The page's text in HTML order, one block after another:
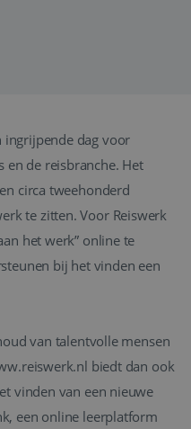
ingrijpende dag voor
en de reisbranche. Het
circa tweehonderd
te zitten. Voor Reiswerk
het werk” online te
bij het vinden een
van talentvolle mensen
biedt dan ook
vinden van een nieuwe
een online leerplatform